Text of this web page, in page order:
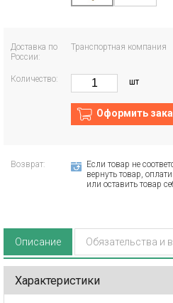
Доставка по
России:
Транспортная компания
Количество: шт
Оформить
Возврат:
Если товар не
вернуть товар,
или оставить товар
Описание Обязательства и
Характеристики